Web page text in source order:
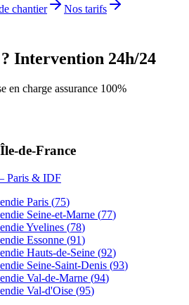
chantier
Nos tarifs
Intervention 24h/24
en charge assurance 100%
de-France
Paris & IDF
Paris (75)
Seine-et-Marne (77)
Yvelines (78)
Essonne (91)
Hauts-de-Seine (92)
Seine-Saint-Denis (93)
Val-de-Marne (94)
Val-d'Oise (95)